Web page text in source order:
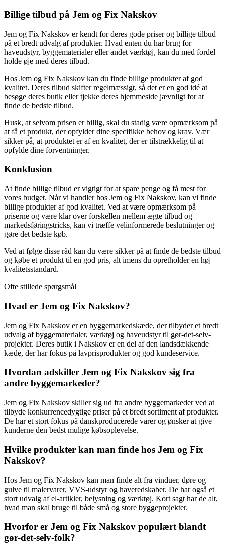
Billige tilbud på Jem og Fix Nakskov
Jem og Fix Nakskov er kendt for deres gode priser og billige tilbud
på et bredt udvalg af produkter. Hvad enten du har brug for
haveudstyr, byggematerialer eller andet værktøj, kan du med fordel
holde øje med deres tilbud.
Hos Jem og Fix Nakskov kan du finde billige produkter af god
kvalitet. Deres tilbud skifter regelmæssigt, så det er en god idé at
besøge deres butik eller tjekke deres hjemmeside jævnligt for at
finde de bedste tilbud.
Husk, at selvom prisen er billig, skal du stadig være opmærksom på
at få et produkt, der opfylder dine specifikke behov og krav. Vær
sikker på, at produktet er af en kvalitet, der er tilstrækkelig til at
opfylde dine forventninger.
Konklusion
At finde billige tilbud er vigtigt for at spare penge og få mest for
vores budget. Når vi handler hos Jem og Fix Nakskov, kan vi finde
billige produkter af god kvalitet. Ved at være opmærksom på
priserne og være klar over forskellen mellem ægte tilbud og
markedsføringstricks, kan vi træffe velinformerede beslutninger og
gøre det bedste køb.
Ved at følge disse råd kan du være sikker på at finde de bedste tilbud
og købe et produkt til en god pris, alt imens du opretholder en høj
kvalitetsstandard.
Ofte stillede spørgsmål
Hvad er Jem og Fix Nakskov?
Jem og Fix Nakskov er en byggemarkedskæde, der tilbyder et bredt
udvalg af byggematerialer, værktøj og haveudstyr til gør-det-selv-
projekter. Deres butik i Nakskov er en del af den landsdækkende
kæde, der har fokus på lavprisprodukter og god kundeservice.
Hvordan adskiller Jem og Fix Nakskov sig fra
andre byggemarkeder?
Jem og Fix Nakskov skiller sig ud fra andre byggemarkeder ved at
tilbyde konkurrencedygtige priser på et bredt sortiment af produkter.
De har et stort fokus på danskproducerede varer og ønsker at give
kunderne den bedst mulige købsoplevelse.
Hvilke produkter kan man finde hos Jem og Fix
Nakskov?
Hos Jem og Fix Nakskov kan man finde alt fra vinduer, døre og
gulve til malervarer, VVS-udstyr og haveredskaber. De har også et
stort udvalg af el-artikler, belysning og værktøj. Kort sagt har de alt,
hvad man skal bruge til både små og store byggeprojekter.
Hvorfor er Jem og Fix Nakskov populært blandt
gør-det-selv-folk?